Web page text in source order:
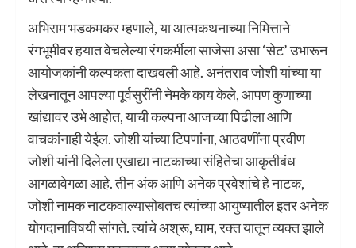
अभिराम भडकमकर म्हणाले, या आत्मकथनाच्या निमित्ताने
रंगभूमीवर हयात वेचलेल्या रंगकर्मीला साजेसा असा ‘सेट’ उभारून
आयोजकांनी कल्पकता दाखवली आहे. अनंतराव जोशी यांच्या या
लेखनातून आपल्या पूर्वसुरींनी नेमके काय केले, आपण कुणाच्या
खांद्यावर उभे आहोत, याची कल्पना आजच्या पिढीला आणि
वाचकांनाही येईल. जोशी यांच्या टिपणांना, आठवणींना प्रवीण
जोशी यांनी दिलेला एखाद्या नाटकाच्या संहितेचा आकृतीबंध
आगळावेगळा आहे. तीन अंक आणि अनेक प्रवेशांचे हे नाटक,
जोशी नामक नाटकवाल्यासोबतच त्यांच्या आयुष्यातील इतर अनेक
योगदानाविषयी सांगते. त्यांचे अश्रू, घाम, रक्त यातून व्यक्त झाले